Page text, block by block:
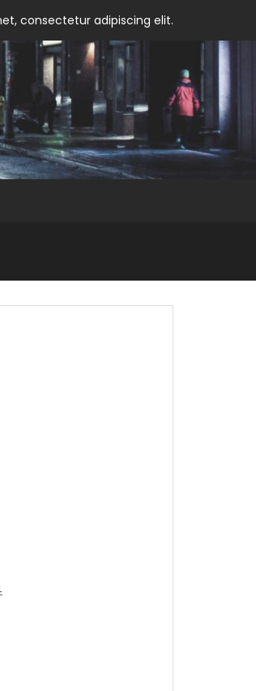
consectetur adipiscing elit.